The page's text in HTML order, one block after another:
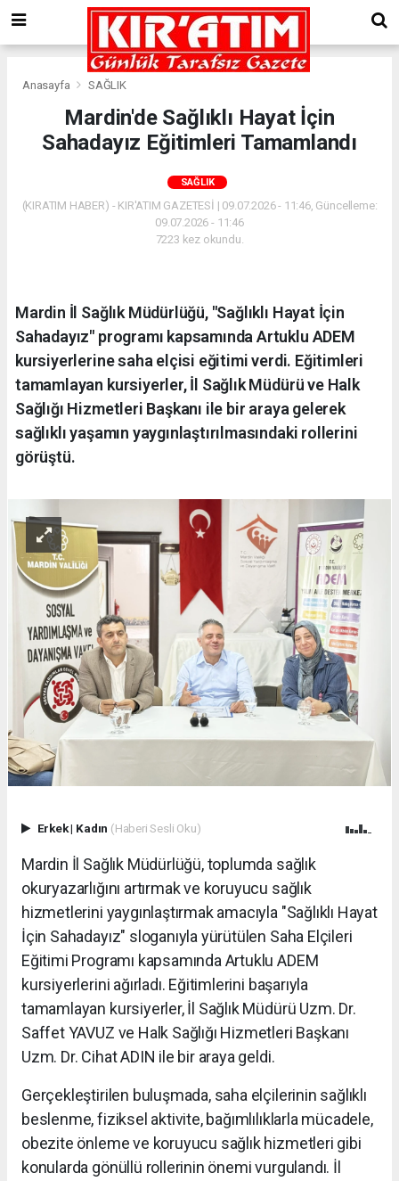
Anasayfa SAĞLIK
Mardin'de Sağlıklı Hayat İçin
Sahadayız Eğitimleri Tamamlandı
SAĞLIK
(KIRATIM HABER) - KIR'ATIM GAZETESİ | 09.07.2026 - 11:46, Güncelleme:
09.07.2026 - 11:46
7223 kez okundu.
Mardin İl Sağlık Müdürlüğü, "Sağlıklı Hayat İçin
Sahadayız" programı kapsamında Artuklu ADEM
kursiyerlerine saha elçisi eğitimi verdi. Eğitimleri
tamamlayan kursiyerler, İl Sağlık Müdürü ve Halk
Sağlığı Hizmetleri Başkanı ile bir araya gelerek
sağlıklı yaşamın yaygınlaştırılmasındaki rollerini
görüştü.
Erkek| Kadın (Haberi Sesli Oku)
Mardin İl Sağlık Müdürlüğü, toplumda sağlık
okuryazarlığını artırmak ve koruyucu sağlık
hizmetlerini yaygınlaştırmak amacıyla "Sağlıklı Hayat
İçin Sahadayız" sloganıyla yürütülen Saha Elçileri
Eğitimi Programı kapsamında Artuklu ADEM
kursiyerlerini ağırladı. Eğitimlerini başarıyla
tamamlayan kursiyerler, İl Sağlık Müdürü Uzm. Dr.
Saffet YAVUZ ve Halk Sağlığı Hizmetleri Başkanı
Uzm. Dr. Cihat ADIN ile bir araya geldi.
Gerçekleştirilen buluşmada, saha elçilerinin sağlıklı
beslenme, fiziksel aktivite, bağımlılıklarla mücadele,
obezite önleme ve koruyucu sağlık hizmetleri gibi
konularda gönüllü rollerinin önemi vurgulandı. İl